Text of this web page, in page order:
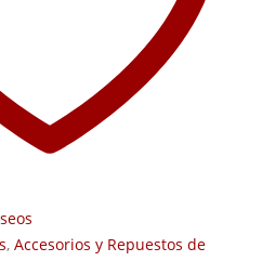
, Accesorios y Repuestos de